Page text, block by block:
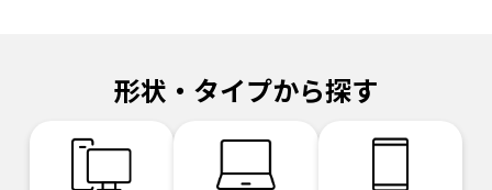
形状・タイプから探す